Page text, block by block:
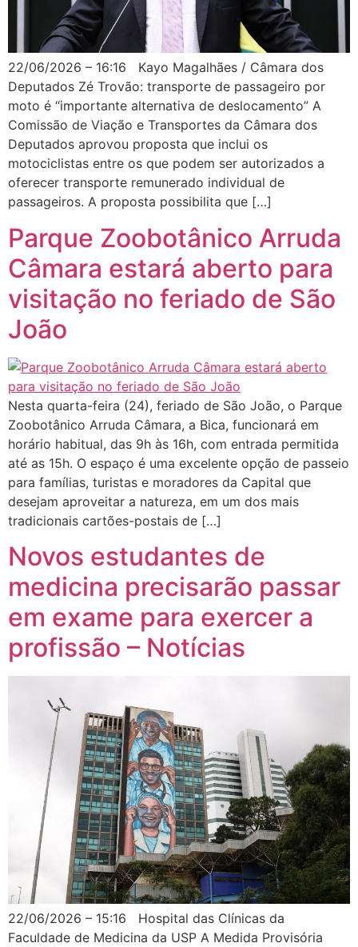
22/06/2026 – 16:16 Kayo Magalhães / Câmara dos
Deputados Zé Trovão: transporte de passageiro por
moto é “importante alternativa de deslocamento” A
Comissão de Viação e Transportes da Câmara dos
Deputados aprovou proposta que inclui os
motociclistas entre os que podem ser autorizados a
oferecer transporte remunerado individual de
passageiros. A proposta possibilita que […]
Parque Zoobotânico Arruda
Câmara estará aberto para
visitação no feriado de São
João
Nesta quarta-feira (24), feriado de São João, o Parque
Zoobotânico Arruda Câmara, a Bica, funcionará em
horário habitual, das 9h às 16h, com entrada permitida
até as 15h. O espaço é uma excelente opção de passeio
para famílias, turistas e moradores da Capital que
desejam aproveitar a natureza, em um dos mais
tradicionais cartões-postais de […]
Novos estudantes de
medicina precisarão passar
em exame para exercer a
profissão – Notícias
22/06/2026 – 15:16 Hospital das Clínicas da
Faculdade de Medicina da USP A Medida Provisória